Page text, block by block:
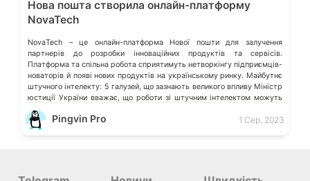
Нова пошта створила онлайн-платформу
NovaTech
NovaTech – це онлайн-платформа Нової пошти для залучення
партнерів до розробки інноваційних продуктів та сервісів.
Платформа та спільна робота сприятимуть нетворкінгу підприємців-
новаторів й появі нових продуктів на українському ринку. Майбутнє
штучного інтелекту: 5 галузей, що зазнають великого впливу Міністр
юстиції України вважає, що роботи зі штучним інтелектом можуть
стати помічниками нотаріусів Ілон Маск заснував нову […]
Pingvin Pro 1 Сер, 2023